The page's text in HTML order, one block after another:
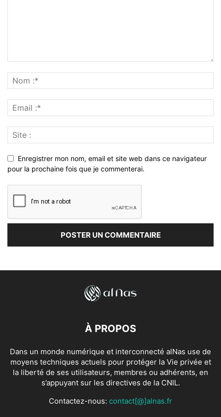
Enregistrer mon nom, email et site web dans ce navigateur
pour la prochaine fois que je commenterai.
À PROPOS
Dans un monde numérique et interconnecté alNas use de
moyens techniques actuels pour protéger la Vie privée et
la liberté de ses utilisateurs, membres ou adhérents, en
s’appuyant sur les directives de la CNIL.
Contactez-nous: contact[@]alnas.fr